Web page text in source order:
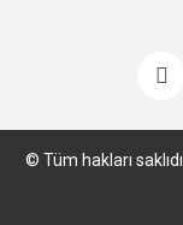
© Tüm hakları